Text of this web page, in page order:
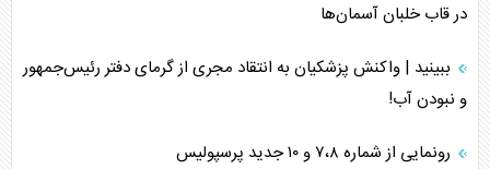
در قاب خلبان آسمان‌ها
ببینید | واکنش پزشکیان به انتقاد مجری از گرمای دفتر رئیس‌جمهور
و نبودن آب!
رونمایی از شماره ۷،۸ و ۱۰ جدید پرسپولیس